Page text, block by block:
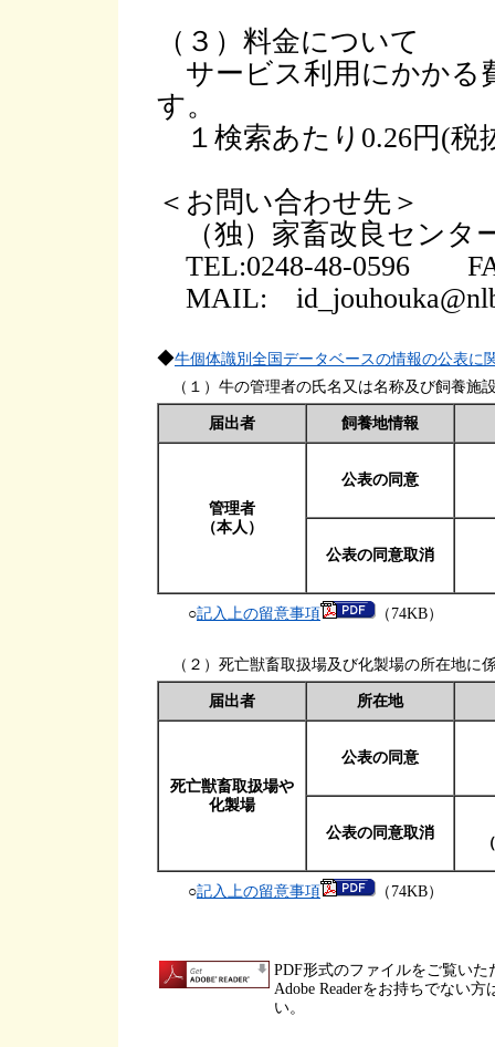
（３）料金について
サービス利用にかかる
す。
１検索あたり0.26円(税
＜お問い合わせ先＞
（独）家畜改良センタ
TEL:0248-48-0596
MAIL:
◆牛個体識別全国データベースの情報の公表に
（１）牛の管理者の氏名又は名称及び飼養施
届出者 飼養地情報
管理者
（本人）
公表の同意
公表の同意取消
○記入上の留意事項 （74KB）
（２）死亡獣畜取扱場及び化製場の所在地に
届出者 所在地
死亡獣畜取扱場や
化製場
公表の同意
公表の同意取消
○記入上の留意事項 （74KB）
PDF形式のファイルをご覧いた
Adobe Readerをお持ちでない
い。